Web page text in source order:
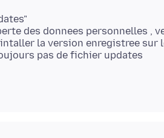
des donnees personnelles ,
la version enregistree sur